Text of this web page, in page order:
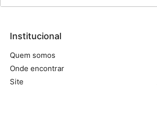
Institucional
Quem somos
Onde encontrar
Site